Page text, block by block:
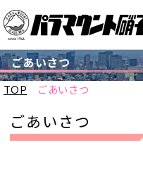
ごあいさつ
TOP ごあいさつ
ごあいさつ